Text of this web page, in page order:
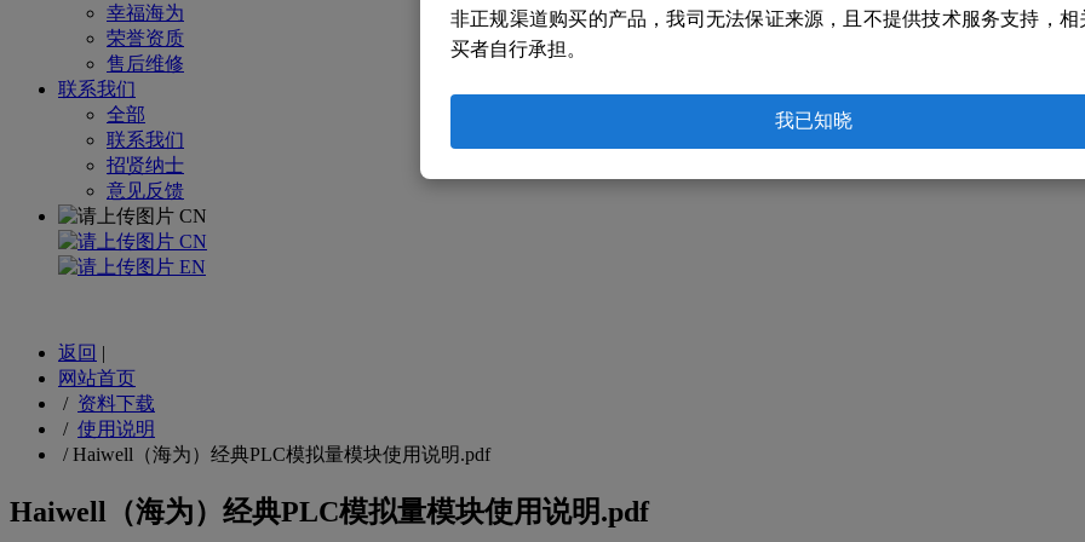
幸福海为
荣誉资质
售后维修
联系我们
全部
联系我们
招贤纳士
意见反馈
CN
CN
EN
返回 |
网站首页
/ 资料下载
/ 使用说明
/Haiwell（海为）经典PLC模拟量模块使用说明.pdf
Haiwell（海为）经典PLC模拟量模块使用说明.pdf
非正规渠道购买的产品，我司无法保证来源，且不提供技术服务支持，相
买者自行承担。
我已知晓